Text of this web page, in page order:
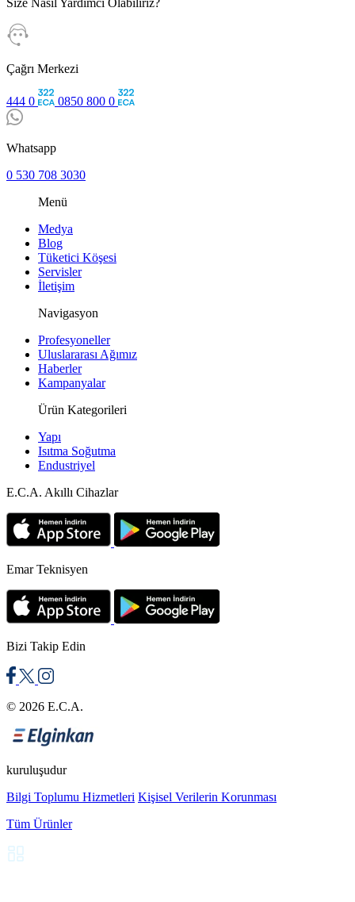
Çağrı Merkezi
444 0 0850 800 0
Whatsapp
0 530 708 3030
Menü
Medya
Blog
Tüketici Köşesi
Servisler
İletişim
Navigasyon
Profesyoneller
Uluslararası Ağımız
Haberler
Kampanyalar
Ürün Kategorileri
Yapı
Isıtma Soğutma
Endustriyel
E.C.A. Akıllı Cihazlar
Emar Teknisyen
Bizi Takip Edin
© 2026 E.C.A.
kuruluşudur
Bilgi Toplumu Hizmetleri Kişisel Verilerin Korunması
Tüm Ürünler